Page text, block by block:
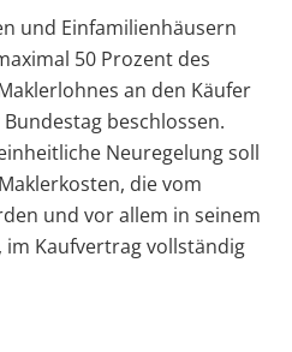
und Einfamilienhäusern
50 Prozent des
an den Käufer
beschlossen.
Neuregelung soll
die vom
und vor allem in seinem
im Kaufvertrag vollständig